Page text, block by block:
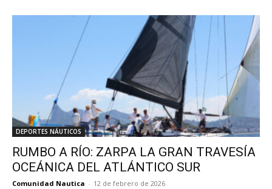
DEPORTES NÁUTICOS
RUMBO A RÍO: ZARPA LA GRAN TRAVESÍA
OCEÁNICA DEL ATLÁNTICO SUR
Comunidad Nautica - 12 de febrero de 2026